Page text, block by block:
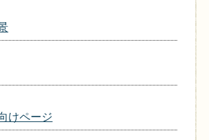
けページ